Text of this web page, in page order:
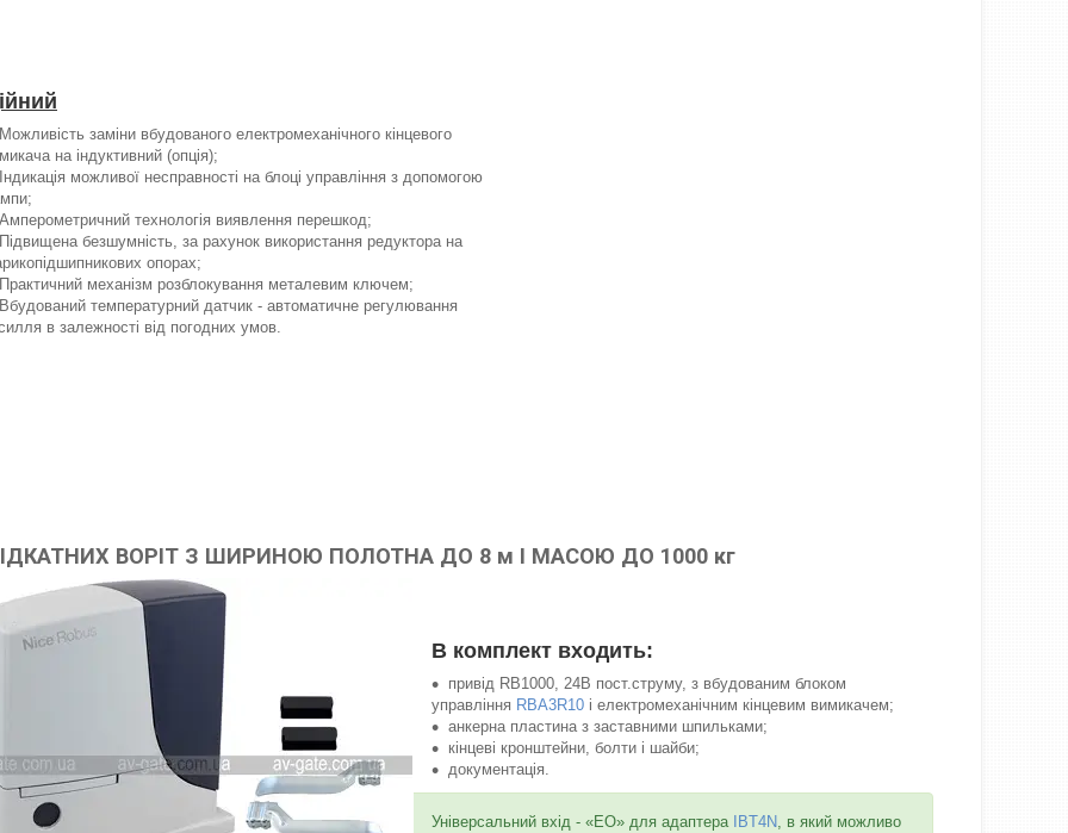
Можливість заміни вбудованого електромеханічного кінцевого
на індуктивний (опція);
Індикація можливої несправності на блоці управління з допомогою
Амперометричний технологія виявлення перешкод;
Підвищена безшумність, за рахунок використання редуктора на
опорах;
Практичний механізм розблокування металевим ключем;
Вбудований температурний датчик - автоматичне регулювання
в залежності від погодних умов.
ВОРІТ З ШИРИНОЮ ПОЛОТНА ДО 8 м І МАСОЮ ДО 1000 кг
В комплект входить:
привід RB1000, 24В пост.струму, з вбудованим блоком
управління RBA3R10 і електромеханічним кінцевим вимикачем;
анкерна пластина з заставними шпильками;
кінцеві кронштейни, болти і шайби;
документація.
Універсальний вхід - «EO» для адаптера IBT4N, в який можливо